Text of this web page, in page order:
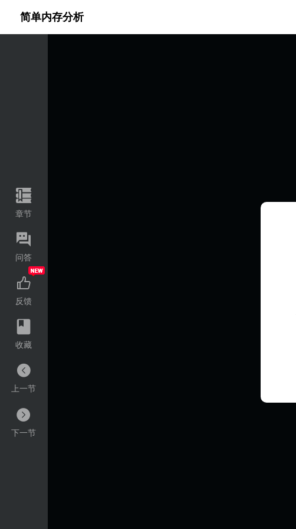
简单内存分析
章节
问答
反馈
收藏
上一节
下一节
代码语言